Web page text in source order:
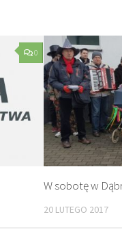
0
W sobotę w
20 LUTEGO 2017